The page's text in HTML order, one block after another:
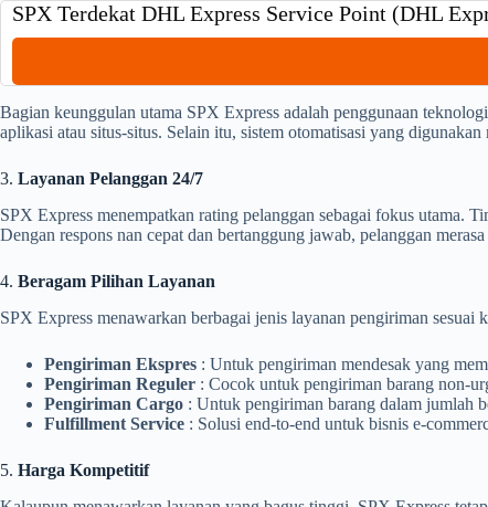
SPX Terdekat DHL Express Service Point (DHL
Bagian keunggulan utama SPX Express adalah penggunaan
aplikasi atau situs-situs. Selain itu, sistem otomatisasi yang
3. Layanan Pelanggan 24/7
SPX Express menempatkan rating pelanggan sebagai fokus utama.
Dengan respons nan cepat dan bertanggung jawab, pelanggan
4. Beragam Pilihan Layanan
SPX Express menawarkan berbagai jenis layanan pengiriman sesuai
Pengiriman Ekspres : Untuk pengiriman mendesak yang
Pengiriman Reguler : Cocok untuk pengiriman barang non-
Pengiriman Cargo : Untuk pengiriman barang dalam jumlah
Fulfillment Service : Solusi end-to-end untuk bisnis e-
5. Harga Kompetitif